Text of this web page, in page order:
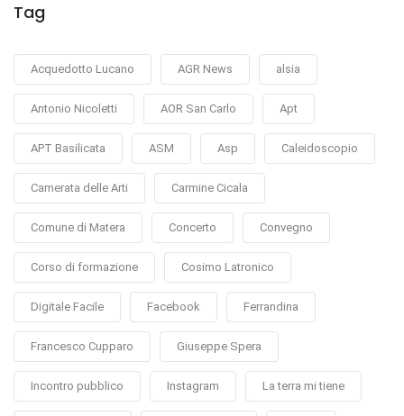
Tag
Acquedotto Lucano AGR News alsia
Antonio Nicoletti AOR San Carlo Apt
APT Basilicata ASM Asp Caleidoscopio
Camerata delle Arti Carmine Cicala
Comune di Matera Concerto Convegno
Corso di formazione Cosimo Latronico
Digitale Facile Facebook Ferrandina
Francesco Cupparo Giuseppe Spera
Incontro pubblico Instagram La terra mi tiene